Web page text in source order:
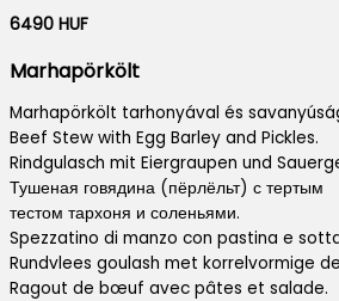
6490 HUF
Marhapörkölt
Marhapörkölt tarhonyával és
Beef Stew with Egg Barley and Pickles.
Rindgulasch mit Eiergraupen und
Тушеная говядина (пёрлёльт) с тертым
тестом тархоня и соленьями.
Spezzatino di manzo con pastina e
Rundvlees goulash met korrelvormige
Ragout de bœuf avec pâtes et salade.